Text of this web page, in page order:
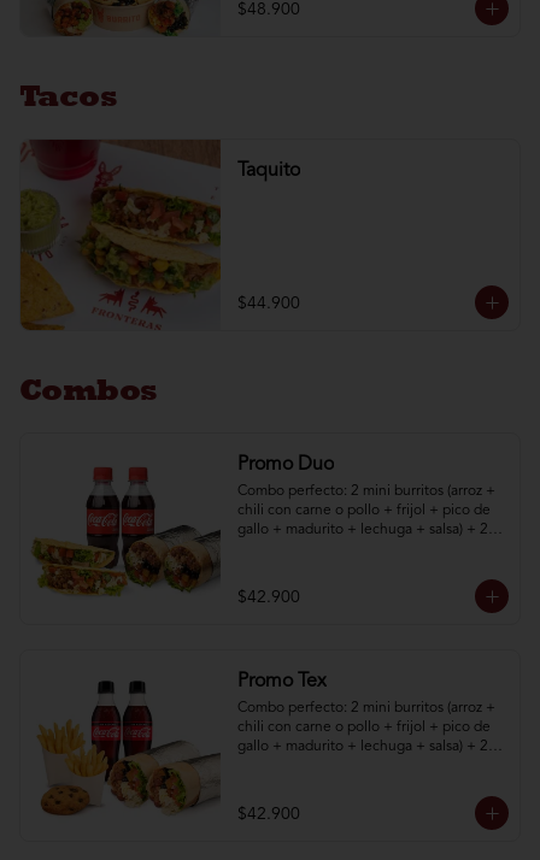
$48.900
Tacos
Taquito
$44.900
Combos
Promo Duo
Combo perfecto: 2 mini burritos (arroz +
chili con carne o pollo + frijol + pico de
gallo + madurito + lechuga + salsa) + 2
$42.900
Promo Tex
Combo perfecto: 2 mini burritos (arroz +
chili con carne o pollo + frijol + pico de
gallo + madurito + lechuga + salsa) + 2
$42.900